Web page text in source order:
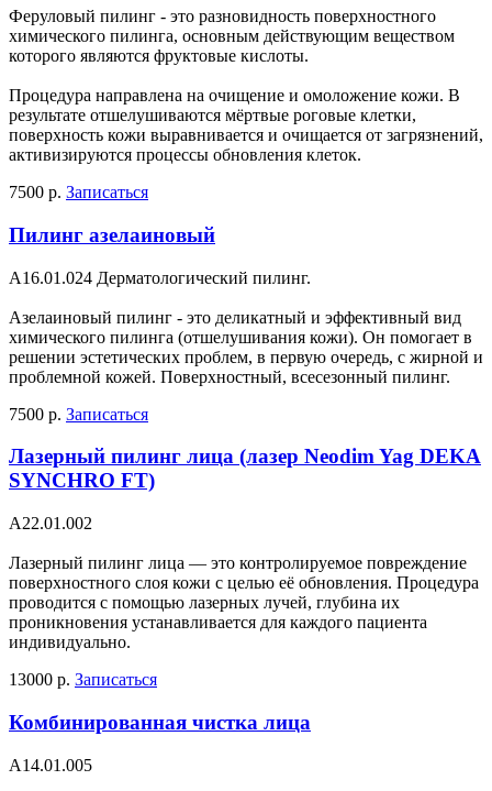
Феруловый пилинг - это разновидность поверхностного
химического пилинга, основным действующим веществом
которого являются фруктовые кислоты.
Процедура направлена на очищение и омоложение кожи. В
результате отшелушиваются мёртвые роговые клетки,
поверхность кожи выравнивается и очищается от загрязнений,
активизируются процессы обновления клеток.
7500 р. Записаться
Пилинг азелаиновый
A16.01.024 Дерматологический пилинг.
Азелаиновый пилинг - это деликатный и эффективный вид
химического пилинга (отшелушивания кожи). Он помогает в
решении эстетических проблем, в первую очередь, с жирной и
проблемной кожей. Поверхностный, всесезонный пилинг.
7500 р. Записаться
Лазерный пилинг лица (лазер Neodim Yag DEKA
SYNCHRO FT)
A22.01.002
Лазерный пилинг лица — это контролируемое повреждение
поверхностного слоя кожи с целью её обновления. Процедура
проводится с помощью лазерных лучей, глубина их
проникновения устанавливается для каждого пациента
индивидуально.
13000 р. Записаться
Комбинированная чистка лица
А14.01.005